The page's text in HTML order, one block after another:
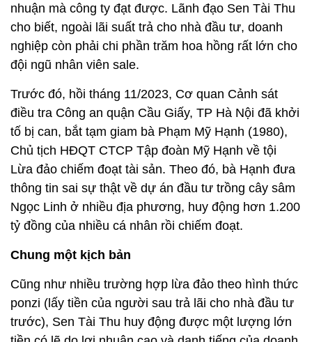
nhuận mà công ty đạt được. Lãnh đạo Sen Tài Thu
cho biết, ngoài lãi suất trả cho nhà đầu tư, doanh
nghiệp còn phải chi phần trăm hoa hồng rất lớn cho
đội ngũ nhân viên sale.
Trước đó, hồi tháng 11/2023, Cơ quan Cảnh sát
điều tra Công an quận Cầu Giấy, TP Hà Nội đã khởi
tố bị can, bắt tạm giam bà Phạm Mỹ Hạnh (1980),
Chủ tịch HĐQT CTCP Tập đoàn Mỹ Hạnh về tội
Lừa đảo chiếm đoạt tài sản. Theo đó, bà Hạnh đưa
thông tin sai sự thật về dự án đầu tư trồng cây sâm
Ngọc Linh ở nhiều địa phương, huy động hơn 1.200
tỷ đồng của nhiều cá nhân rồi chiếm đoạt.
Chung một kịch bản
Cũng như nhiều trường hợp lừa đảo theo hình thức
ponzi (lấy tiền của người sau trả lãi cho nhà đầu tư
trước), Sen Tài Thu huy động được một lượng lớn